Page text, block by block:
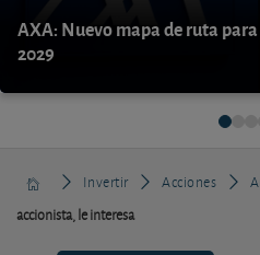
AXA: Nuevo mapa de ruta para
2029
Invertir Acciones
accionista, le interesa